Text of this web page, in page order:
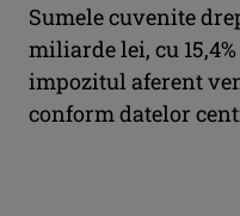
Sumele cuvenite
miliarde lei, cu
impozitul aferent
conform datelor